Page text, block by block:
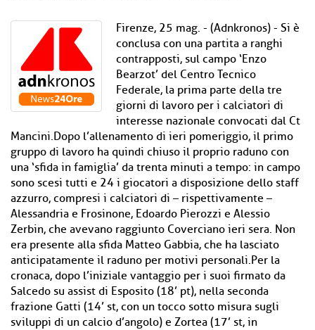
Firenze, 25 mag. - (Adnkronos) - Si è
conclusa con una partita a ranghi
contrapposti, sul campo ‘Enzo
Bearzot’ del Centro Tecnico
Federale, la prima parte della tre
giorni di lavoro per i calciatori di
interesse nazionale convocati dal Ct
Mancini.Dopo l’allenamento di ieri pomeriggio, il primo
gruppo di lavoro ha quindi chiuso il proprio raduno con
una ‘sfida in famiglia’ da trenta minuti a tempo: in campo
sono scesi tutti e 24 i giocatori a disposizione dello staff
azzurro, compresi i calciatori di – rispettivamente –
Alessandria e Frosinone, Edoardo Pierozzi e Alessio
Zerbin, che avevano raggiunto Coverciano ieri sera. Non
era presente alla sfida Matteo Gabbia, che ha lasciato
anticipatamente il raduno per motivi personali.Per la
cronaca, dopo l’iniziale vantaggio per i suoi firmato da
Salcedo su assist di Esposito (18’ pt), nella seconda
frazione Gatti (14’ st, con un tocco sotto misura sugli
sviluppi di un calcio d’angolo) e Zortea (17’ st, in